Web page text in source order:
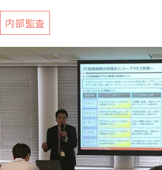
内部監査